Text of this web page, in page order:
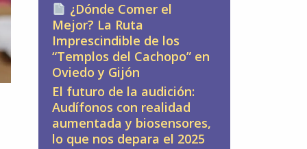
¿Dónde Comer el
Mejor? La Ruta
Imprescindible de los
“Templos del Cachopo” en
Oviedo y Gijón
El futuro de la audición:
Audífonos con realidad
aumentada y biosensores,
lo que nos depara el 2025